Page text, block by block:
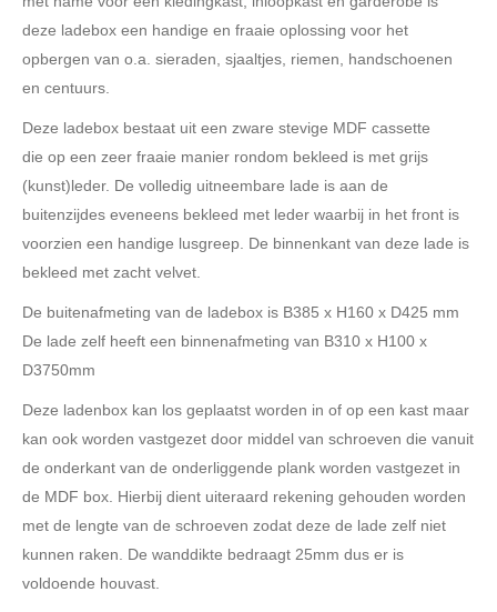
deze ladebox een handige en fraaie oplossing voor het
opbergen van o.a. sieraden, sjaaltjes, riemen, handschoenen
en centuurs.
Deze ladebox bestaat uit een zware stevige MDF cassette
die op een zeer fraaie manier rondom bekleed is met grijs
(kunst)leder. De volledig uitneembare lade is aan de
buitenzijdes eveneens bekleed met leder waarbij in het front is
voorzien een handige lusgreep. De binnenkant van deze lade is
bekleed met zacht velvet.
De buitenafmeting van de ladebox is B385 x H160 x D425 mm
De lade zelf heeft een binnenafmeting van B310 x H100 x
D3750mm
Deze ladenbox kan los geplaatst worden in of op een kast maar
kan ook worden vastgezet door middel van schroeven die vanuit
de onderkant van de onderliggende plank worden vastgezet in
de MDF box. Hierbij dient uiteraard rekening gehouden worden
met de lengte van de schroeven zodat deze de lade zelf niet
kunnen raken. De wanddikte bedraagt 25mm dus er is
voldoende houvast.